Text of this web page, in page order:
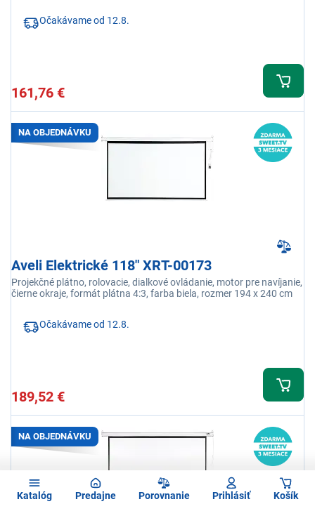
Katalóg Predajne Porovnanie Prihlásiť Košík
Očakávame od 12.8.
161,76 €
NA OBJEDNÁVKU
Aveli Elektrické 118" XRT-00173
Projekčné plátno, rolovacie, dialkové ovládanie, motor pre navíjanie,
čierne okraje, formát plátna 4:3, farba biela, rozmer 194 x 240 cm
Očakávame od 12.8.
189,52 €
NA OBJEDNÁVKU